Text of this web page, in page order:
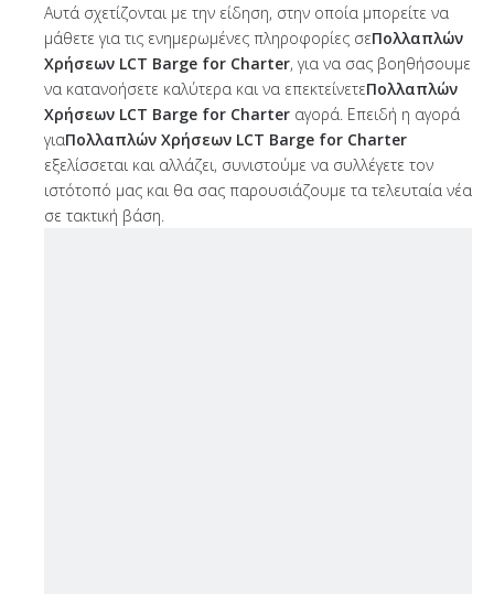
Αυτά σχετίζονται με την είδηση, στην οποία μπορείτε να
μάθετε για τις ενημερωμένες πληροφορίες σεΠολλαπλών
Χρήσεων LCT Barge for Charter, για να σας βοηθήσουμε
να κατανοήσετε καλύτερα και να επεκτείνετεΠολλαπλών
Χρήσεων LCT Barge for Charter αγορά. Επειδή η αγορά
γιαΠολλαπλών Χρήσεων LCT Barge for Charter
εξελίσσεται και αλλάζει, συνιστούμε να συλλέγετε τον
ιστότοπό μας και θα σας παρουσιάζουμε τα τελευταία νέα
σε τακτική βάση.